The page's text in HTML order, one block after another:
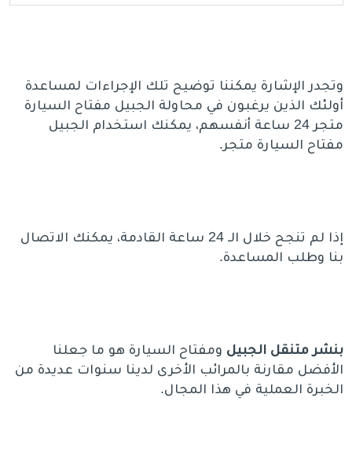
وتجدر الإشارة يمكننا توضيح تلك الإجراءات لمساعدة
أولئك الذين يرغبون في محاولة الجبيل مفتاح السيارة
متجر 24 ساعة أنفسهم، يمكنك استخدام الجبيل
مفتاح السيارة متجر.
إذا لم تنجح خلال الـ 24 ساعة القادمة، يمكنك الاتصال
بنا وطلب المساعدة.
بنشر متنقل الجبيل ومفتاح السيارة هو ما جعلنا
الأفضل مقارنة بالمرائب الأخرى لدينا سنوات عديدة من
الخبرة العملية في هذا المجال.